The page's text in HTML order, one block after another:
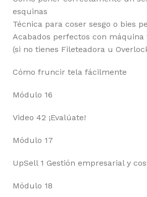
esquinas
Técnica para coser sesgo o bies
Acabados perfectos con
(si no tienes Fileteadora u
Cómo fruncir tela fácilmente
Módulo 16
Video 42 ¡Evalúate!
Módulo 17
UpSell 1 Gestión empresarial y
Módulo 18